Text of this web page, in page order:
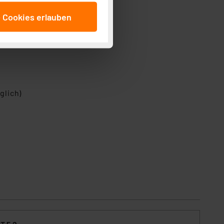
(Art. 6
ist durch Klick auf den
dieser Daten zur
Einstellungen können
angezeigt wird.
von Cookies
(1) lit. a DSGVO.
personenbezogene
Europäischen
Cookies erlauben